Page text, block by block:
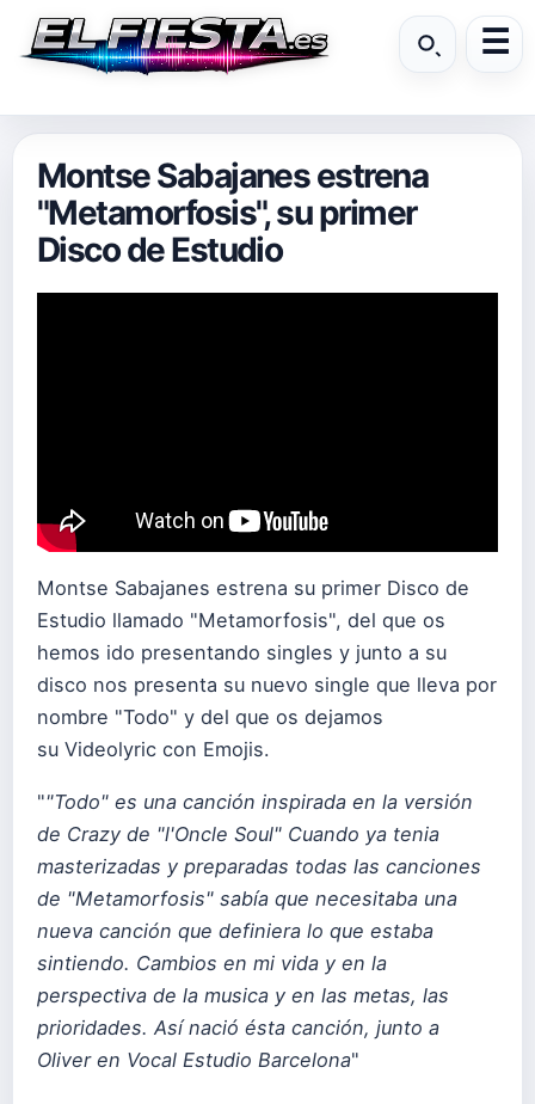
Montse Sabajanes estrena
"Metamorfosis", su primer
Disco de Estudio
Montse Sabajanes estrena su primer Disco de
Estudio llamado "Metamorfosis", del que os
hemos ido presentando singles y junto a su
disco nos presenta su nuevo single que lleva por
nombre "Todo" y del que os dejamos
su Videolyric con Emojis.
""Todo" es una canción inspirada en la versión
de Crazy de "l'Oncle Soul" Cuando ya tenia
masterizadas y preparadas todas las canciones
de "Metamorfosis" sabía que necesitaba una
nueva canción que definiera lo que estaba
sintiendo. Cambios en mi vida y en la
perspectiva de la musica y en las metas, las
prioridades. Así nació ésta canción, junto a
Oliver en Vocal Estudio Barcelona"